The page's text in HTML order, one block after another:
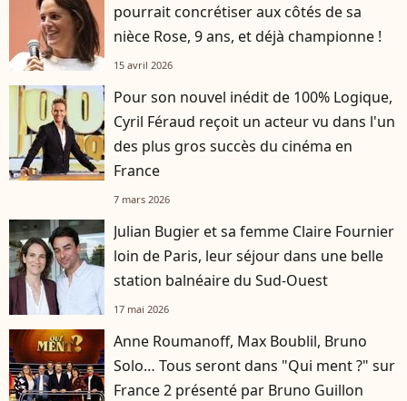
pourrait concrétiser aux côtés de sa
nièce Rose, 9 ans, et déjà championne !
15 avril 2026
Pour son nouvel inédit de 100% Logique,
Cyril Féraud reçoit un acteur vu dans l'un
des plus gros succès du cinéma en
France
7 mars 2026
Julian Bugier et sa femme Claire Fournier
loin de Paris, leur séjour dans une belle
station balnéaire du Sud-Ouest
17 mai 2026
Anne Roumanoff, Max Boublil, Bruno
Solo… Tous seront dans "Qui ment ?" sur
France 2 présenté par Bruno Guillon